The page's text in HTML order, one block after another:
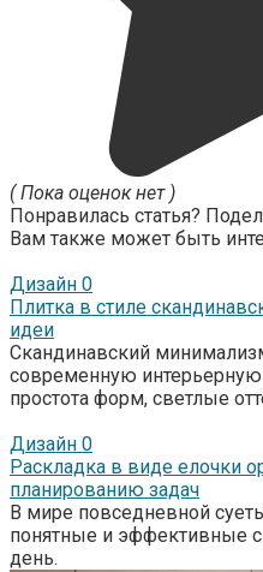
( Пока оценок нет )
Понравилась статья?
Вам также может быть
Дизайн 0
Плитка в стиле
идеи
Скандинавский
современную интерьерную
простота форм, светлые
Дизайн 0
Раскладка в виде елочки
планированию задач
В мире повседневной
понятные и эффективные
день.